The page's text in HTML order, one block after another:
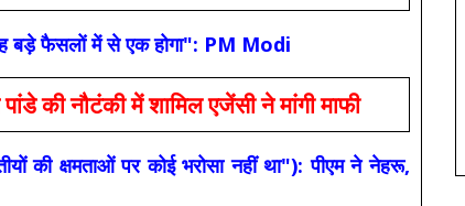
बड़े फैसलों में से एक होगा": PM Modi
नौटंकी में शामिल एजेंसी ने मांगी माफी
क्षमताओं पर कोई भरोसा नहीं था"): पीएम ने नेहरू,